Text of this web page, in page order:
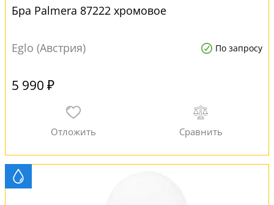
Бра Palmera 87222 хромовое
Eglo (Австрия) По запросу
5 990 ₽